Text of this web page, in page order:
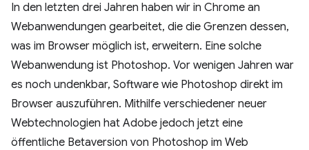
In den letzten drei Jahren haben wir in Chrome an
Webanwendungen gearbeitet, die die Grenzen dessen,
was im Browser möglich ist, erweitern. Eine solche
Webanwendung ist Photoshop. Vor wenigen Jahren war
es noch undenkbar, Software wie Photoshop direkt im
Browser auszuführen. Mithilfe verschiedener neuer
Webtechnologien hat Adobe jedoch jetzt eine
öffentliche Betaversion von Photoshop im Web